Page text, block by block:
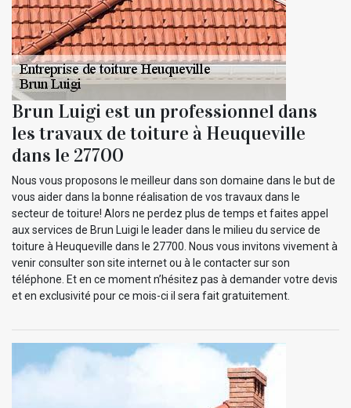
Brun Luigi est un professionnel dans
les travaux de toiture à Heuqueville
dans le 27700
Nous vous proposons le meilleur dans son domaine dans le but de
vous aider dans la bonne réalisation de vos travaux dans le
secteur de toiture! Alors ne perdez plus de temps et faites appel
aux services de Brun Luigi le leader dans le milieu du service de
toiture à Heuqueville dans le 27700. Nous vous invitons vivement à
venir consulter son site internet ou à le contacter sur son
téléphone. Et en ce moment n’hésitez pas à demander votre devis
et en exclusivité pour ce mois-ci il sera fait gratuitement.